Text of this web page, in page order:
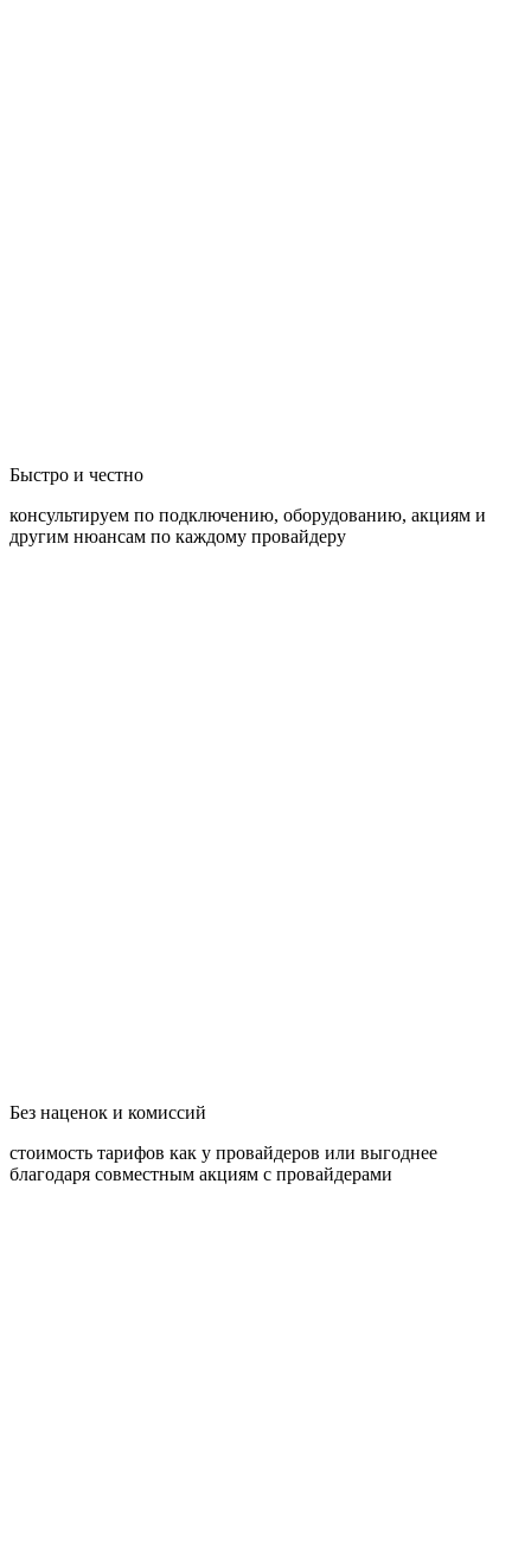
Быстро и честно
консультируем по подключению, оборудованию, акциям и
другим нюансам по каждому провайдеру
Без наценок и комиссий
cтоимость тарифов как у провайдеров или выгоднее
благодаря совместным акциям с провайдерами